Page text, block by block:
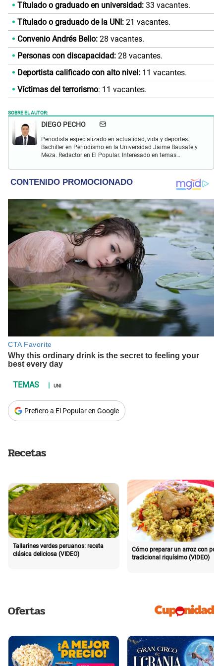
Títulado o graduado en universidad:33 vacantes.
Títulado o graduado de la UNI: 21 vacantes.
Convenio Andrés Bello:28 vacantes.
Personas con discapacidad: 28 vacantes.
Deportista calificado con alto nivel:11 vacantes.
Víctimas del terrorismo: 11 vacantes.
SOBRE EL AUTOR:
DIEGO PECHO
Periodista especializado en actualidad, vida y deportes.
Bachiller en Periodismo en la Universidad Jaime Bausate y
Meza. Redactor en El Popular. Interesado en temas
internacional, trucos caseros y educación.
UNI
Prefiero a El Popular en Google
Recetas
Tallarines verdes peruanos: receta
clásica deliciosa (VIDEO)
Cómo preparar un arroz con pollo
tradicional riquísimo (VIDEO)
Ofertas